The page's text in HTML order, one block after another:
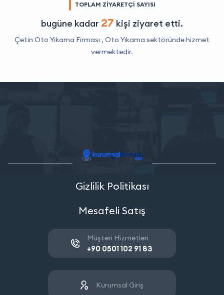
TOPLAM ZİYARETÇİ SAYISI
bugüne kadar 27 kişi ziyaret etti.
Çetin Oto Yıkama Firması , Oto Yıkama sektöründe hizmet
vermektedir.
Gizlilik Politikası
Mesafeli Satış
Müşteri Hizmetleri
+90 0501 102 91 83
Kurumsal Giriş